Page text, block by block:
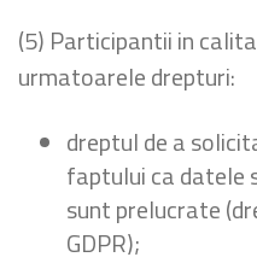
(5) Participantii in
urmatoarele drepturi:
dreptul de a
faptului ca datele
sunt prelucrate
GDPR);